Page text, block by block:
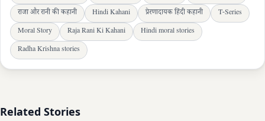
राजा और रानी की कहानी
Hindi Kahani प्रेरणादायक हिंदी कहानी
T-Series
Moral Story
Raja Rani Ki Kahani
Hindi moral stories
Radha Krishna stories
Related Stories